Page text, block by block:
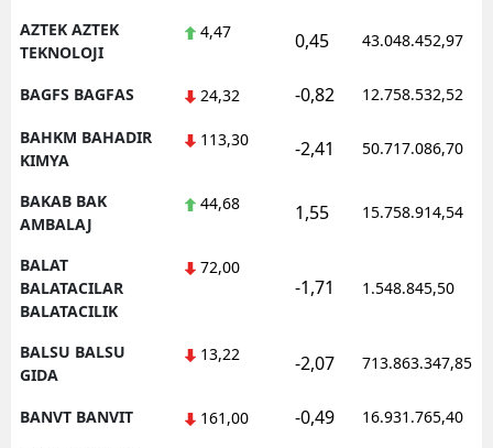
AZTEK AZTEK
TEKNOLOJI
4,47 0,45 43.048.452,97
BAGFS BAGFAS 24,32 -0,82 12.758.532,52
BAHKM BAHADIR
KIMYA
113,30 -2,41 50.717.086,70
BAKAB BAK
AMBALAJ
44,68 1,55 15.758.914,54
BALAT
BALATACILAR
BALATACILIK
72,00
-1,71 1.548.845,50
BALSU BALSU
GIDA
13,22 -2,07 713.863.347,85
BANVT BANVIT 161,00 -0,49 16.931.765,40